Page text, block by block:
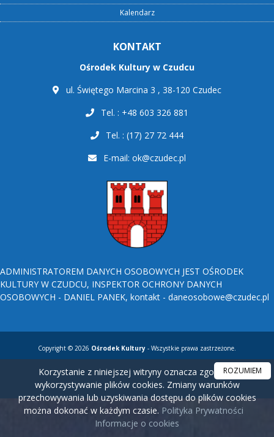
Kalendarz
KONTAKT
Ośrodek Kultury w Czudcu
ul. Świętego Marcina 3 , 38-120 Czudec
Tel. : +48 603 326 881
Tel. : (17) 27 72 444
E-mail: ok@czudec.pl
ADMINISTRATOREM DANYCH OSOBOWYCH JEST OŚRODEK
KULTURY W CZUDCU, INSPEKTOR OCHRONY DANYCH
OSOBOWYCH - DANIEL PANEK, kontakt - daneosobowe@czudec.pl
Copyright © 2026 Ośrodek Kultury - Wszystkie prawa zastrzeżone.
Korzystanie z niniejszej witryny oznacza zgodę na
wykorzystywanie plików cookies. Zmiany warunków
przechowywania lub uzyskiwania dostępu do plików cookies
można dokonać w każdym czasie. Polityka Prywatności
Informacje o cookies
ROZUMIEM